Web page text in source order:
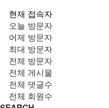
현재 접속자
오늘 방문자
어제 방문자
최대 방문자
전체 방문자
전체 게시물
전체 댓글수
전체 회원수